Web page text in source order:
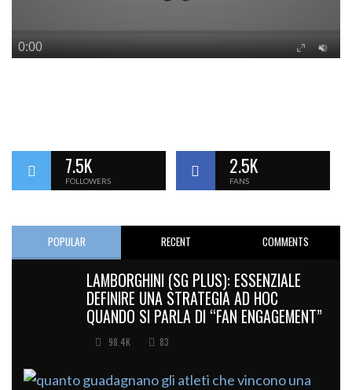
7.5K
FOLLOWERS
2.5K
FANS
POPULAR RECENT COMMENTS
LAMBORGHINI (SG PLUS): ESSENZIALE
DEFINIRE UNA STRATEGIA AD HOC
QUANDO SI PARLA DI “FAN ENGAGEMENT”
98.4K 83